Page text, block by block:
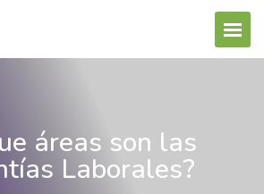
áreas son las
Laborales?